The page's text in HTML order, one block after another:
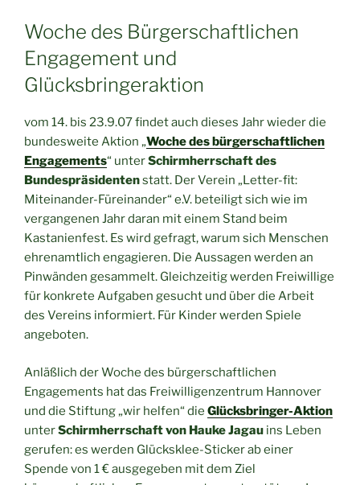
Woche des Bürgerschaftlichen
Engagement und
Glücksbringeraktion
vom 14. bis 23.9.07 findet auch dieses Jahr wieder die
bundesweite Aktion „Woche des bürgerschaftlichen
Engagements“ unterSchirmherrschaft des
Bundespräsidentenstatt. Der Verein „Letter-fit:
Miteinander-Füreinander“ e.V. beteiligt sich wie im
vergangenen Jahr daran mit einem Stand beim
Kastanienfest. Es wird gefragt, warum sich Menschen
ehrenamtlich engagieren. Die Aussagen werden an
Pinwänden gesammelt. Gleichzeitig werden Freiwillige
für konkrete Aufgaben gesucht und über die Arbeit
des Vereins informiert. Für Kinder werden Spiele
angeboten.
Anläßlich der Woche des bürgerschaftlichen
Engagements hat das Freiwilligenzentrum Hannover
und die Stiftung „wir helfen“ die Glücksbringer-Aktion
unterSchirmherrschaft von Hauke Jagau ins Leben
gerufen: es werden Glücksklee-Sticker ab einer
Spende von 1 € ausgegeben mit dem Ziel